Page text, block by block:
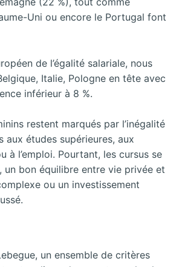
Uni ou encore le Portugal font
de l’égalité salariale, nous
Italie, Pologne en tête avec
inférieur à 8 %.
restent marqués par l’inégalité
aux études supérieures, aux
à l’emploi. Pourtant, les cursus se
un bon équilibre entre vie privée et
ou un investissement
un ensemble de critères